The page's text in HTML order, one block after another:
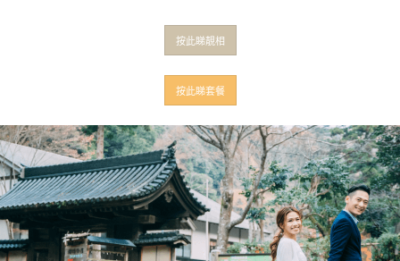
按此睇靚相
按此睇套餐